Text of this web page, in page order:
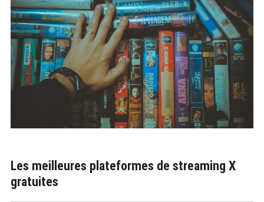
Les meilleures plateformes de streaming X
gratuites